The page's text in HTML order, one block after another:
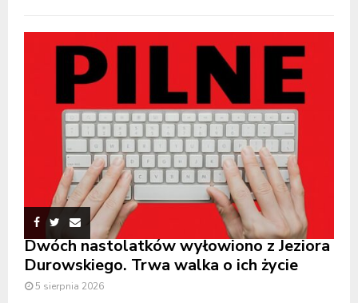
Dwóch nastolatków wyłowiono z Jeziora
Durowskiego. Trwa walka o ich życie
5 sierpnia 2026